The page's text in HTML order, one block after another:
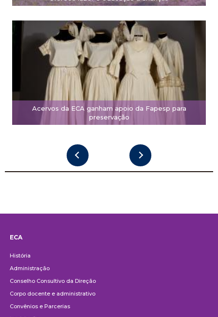
Acervos da ECA ganham apoio da Fapesp para
preservação
ECA
História
Administração
Conselho Consultivo da Direção
Corpo docente e administrativo
Convênios e Parcerias